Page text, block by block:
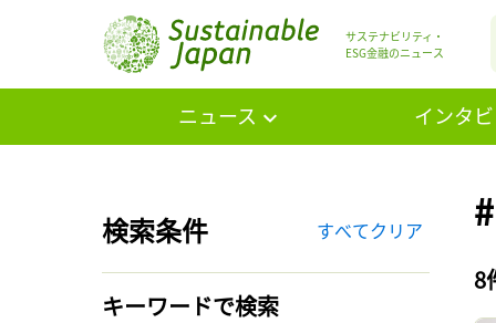
サステナビリティ・
ESG金融のニュース
ニュース インタ
検索条件 すべてクリア
キーワードで検索
8